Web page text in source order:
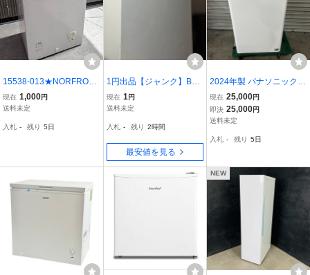
15538-013★NORFROST
ノーフロスト ノンフロン
冷凍庫 チェスト フリーザ
冷式 型式年代不明 ホワイ
現在 1,000円
送料未定
入札 - 残り 5日
1円出品【ジャンク】BES
TEK BTLD109 前開き式
冷凍庫 本体
現在 1円
送料未定
入札 - 残り 2時間
最安値を見る
2024年製 パナソニック P
anasonic 冷凍ストッカー
SCR-CDS45 43L スライ
ド扉 業務用 直冷式 動作
現在 25,000円
即決 25,000円
送料未定
入札 - 残り 5日
NEW